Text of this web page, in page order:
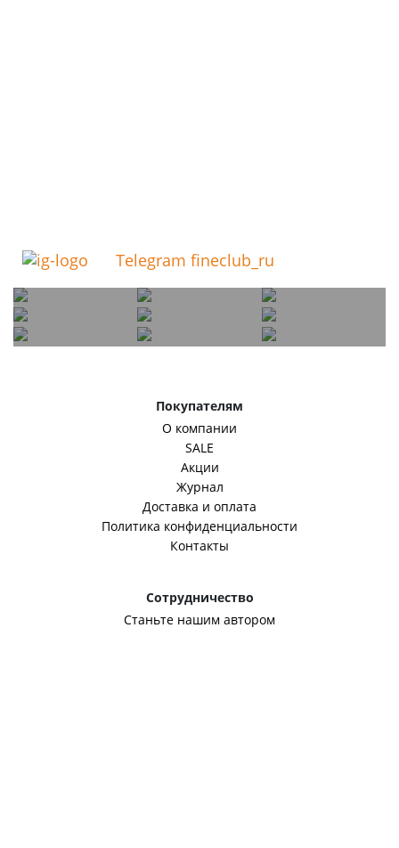
Telegram fineclub_ru
Покупателям
О компании
SALE
Акции
Журнал
Доставка и оплата
Политика конфиденциальности
Контакты
Сотрудничество
Станьте нашим автором